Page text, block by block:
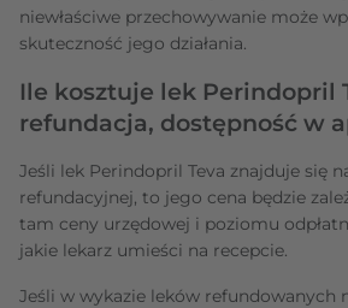
niewłaściwe przechowywanie może
skuteczność jego działania.
Ile kosztuje lek Perindopril
refundacja, dostępność w
Jeśli lek Perindopril Teva znajduje się
refundacyjnej, to jego cena będzie
tam ceny urzędowej i poziomu
jakie lekarz umieści na recepcie.
Jeśli w wykazie leków refundowanych